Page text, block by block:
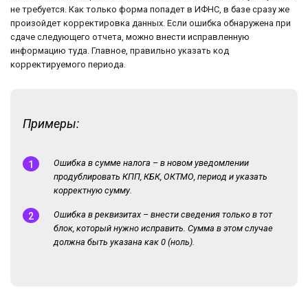
не требуется. Как только форма попадет в ИФНС, в базе сразу же
произойдет корректировка данных. Если ошибка обнаружена при
сдаче следующего отчета, можно внести исправленную
информацию туда. Главное, правильно указать код
корректируемого периода.
Примеры:
Ошибка в сумме налога – в новом уведомлении
продублировать КПП, КБК, ОКТМО, период и указать
корректную сумму.
Ошибка в реквизитах – внести сведения только в тот
блок, который нужно исправить. Сумма в этом случае
должна быть указана как 0 (ноль).